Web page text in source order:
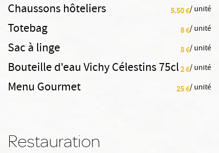
Chaussons hôteliers 5.50 €/ unité
Totebag 8 €/ unité
Sac à linge 8 €/ unité
Bouteille d'eau Vichy Célestins 75cl2 €/ unité
Menu Gourmet 25 €/ unité
Restauration